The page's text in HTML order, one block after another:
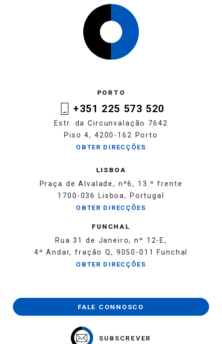
PORTO
+351 225 573 520
Estr. da Circunvalação 7642
Piso 4, 4200-162 Porto
OBTER DIRECÇÕES
LISBOA
Praça de Alvalade, nº6, 13.º frente
1700-036 Lisboa, Portugal
OBTER DIRECÇÕES
FUNCHAL
Rua 31 de Janeiro, nº 12-E,
4º Andar, fração Q, 9050-011 Funchal
OBTER DIRECÇÕES
FALE CONNOSCO
SUBSCREVER